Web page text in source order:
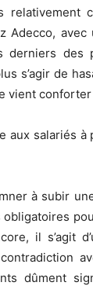
Adecco,
derniers des
s’agir de
vient
aux salariés
à subir
il s’agit
dûment